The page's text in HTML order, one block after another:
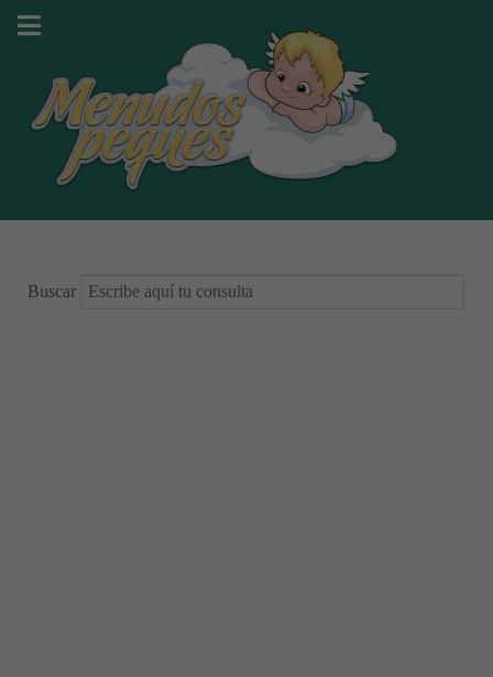
Buscar